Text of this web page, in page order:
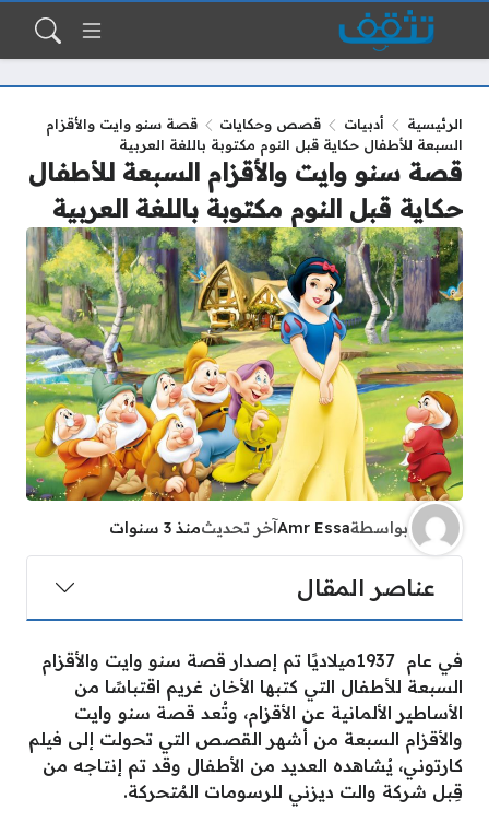
الرئيسية أدبيات قصص وحكايات
قصة سنو وايت والأقزام
السبعة للأطفال حكاية قبل النوم مكتوبة باللغة العربية
قصة سنو وايت والأقزام السبعة للأطفال
حكاية قبل النوم مكتوبة باللغة العربية
بواسطةAmr Essaآخر تحديثمنذ 3 سنوات
عناصر المقال
في عام 1937ميلاديًا تم إصدار قصة سنو وايت والأقزام
السبعة للأطفال التي كتبها الأخان غريم اقتباسًا من
الأساطير الألمانية عن الأقزام، وتُعد قصة سنو وايت
والأقزام السبعة من أشهر القصص التي تحولت إلى فيلم
كارتوني، يُشاهده العديد من الأطفال وقد تم إنتاجه من
قِبل شركة والت ديزني للرسومات المُتحركة.